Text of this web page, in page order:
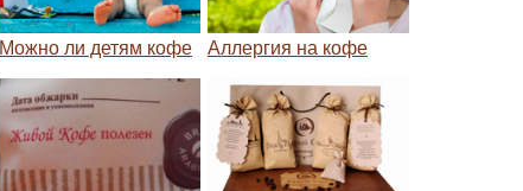
Можно ли детям кофе Аллергия на кофе